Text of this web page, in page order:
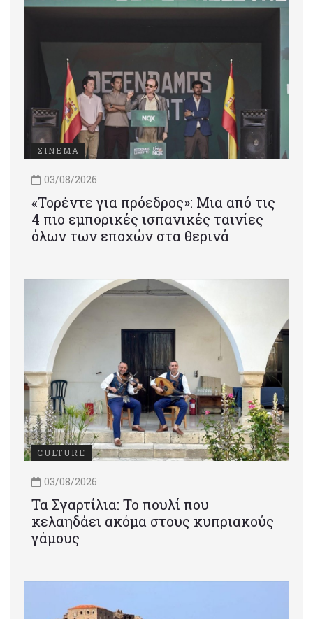
ΣΙΝΕΜΑ
03/08/2026
«Τορέντε για πρόεδρος»: Mια από τις
4 πιο εμπορικές ισπανικές ταινίες
όλων των εποχών στα θερινά
CULTURE
03/08/2026
Τα Σγαρτίλια: Το πουλί που
κελαηδάει ακόμα στους κυπριακούς
γάμους